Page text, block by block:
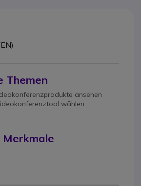
Themen
ansehen
wählen
Merkmale